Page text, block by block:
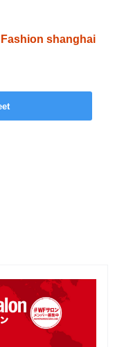
Fashion shanghai